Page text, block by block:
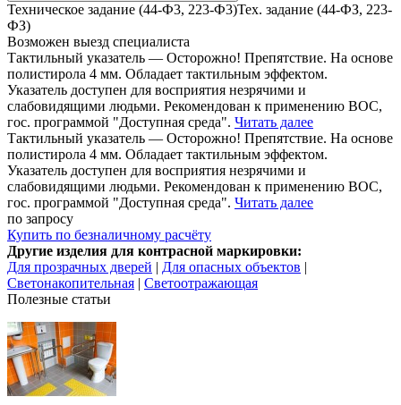
Техническое задание (44-Ф3, 223-Ф3)Тех. задание (44-ФЗ, 223-
ФЗ)
Возможен выезд специалиста
Тактильный указатель — Осторожно! Препятствие. На основе
полистирола 4 мм. Обладает тактильным эффектом.
Указатель доступен для восприятия незрячими и
слабовидящими людьми. Рекомендован к применению ВОС,
гос. программой "Доступная среда". Читать далее
Тактильный указатель — Осторожно! Препятствие. На основе
полистирола 4 мм. Обладает тактильным эффектом.
Указатель доступен для восприятия незрячими и
слабовидящими людьми. Рекомендован к применению ВОС,
гос. программой "Доступная среда". Читать далее
по запросу
Купить по безналичному расчёту
Другие изделия для контрасной маркировки:
Для прозрачных дверей | Для опасных объектов |
Светонакопительная | Светоотражающая
Полезные статьи